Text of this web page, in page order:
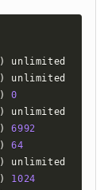
)
unlimited
)
unlimited
)
0
)
unlimited
)
6992
)
64
)
)
1024